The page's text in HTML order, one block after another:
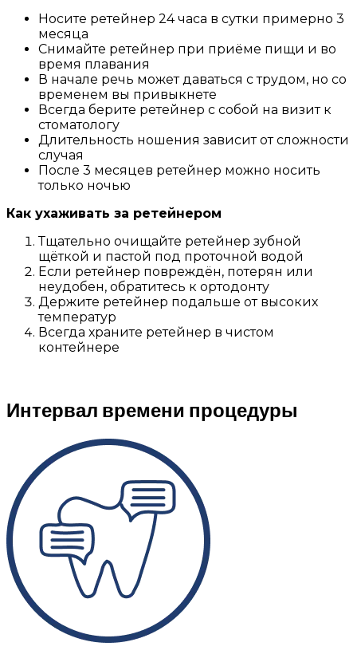
Носите ретейнер 24 часа в сутки примерно 3
месяца
Снимайте ретейнер при приёме пищи и во
время плавания
В начале речь может даваться с трудом, но со
временем вы привыкнете
Всегда берите ретейнер с собой на визит к
стоматологу
Длительность ношения зависит от сложности
случая
После 3 месяцев ретейнер можно носить
только ночью
Как ухаживать за ретейнером
Тщательно очищайте ретейнер зубной
щёткой и пастой под проточной водой
Если ретейнер повреждён, потерян или
неудобен, обратитесь к ортодонту
Держите ретейнер подальше от высоких
температур
Всегда храните ретейнер в чистом
контейнере
Интервал времени процедуры